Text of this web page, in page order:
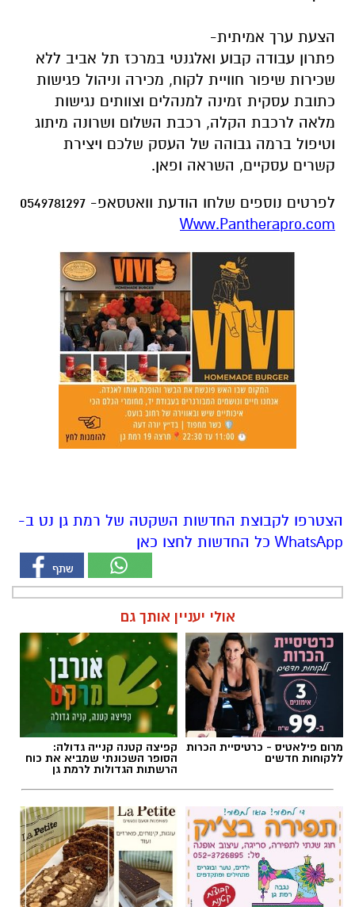
הצעת ערך אמיתית-
פתרון עבודה קבוע ואלגנטי במרכז תל אביב ללא
שכירות שיפור חוויית לקוח, מכירה וניהול פגישות
כתובת עסקית זמינה למנהלים וצוותים נגישות
מלאה לרכבת הקלה, רכבת השלום ושרונה מיתוג
וטיפול ברמה גבוהה של העסק שלכם ויצירת
קשרים עסקיים, השראה ופאן.
לפרטים נוספים שלחו הודעת וואטסאפ- 0549781297
Www.Pantherapro.com
הצטרפו לקבוצת החדשות השקטה של רמת גן נט ב-
WhatsApp כל החדשות לחצו כאן
אולי יעניין אותך גם
מרום פילאטיס - כרטיסיית הכרות
ללקוחות חדשים
קפיצה קטנה קנייה גדולה:
הסופר השכונתי שמביא את כוח
הרשתות הגדולות לרמת גן